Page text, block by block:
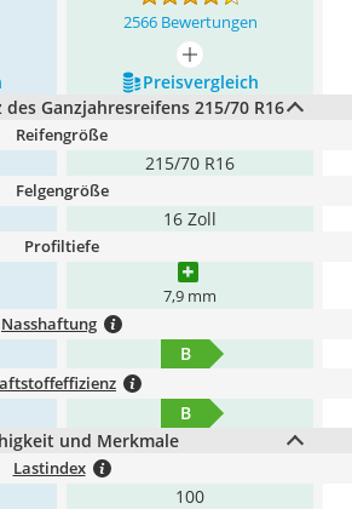
2566 Bewertungen
mehr anzeigen
Preis­vergleich
Ganzjahresreifens 215/70 R16
Reifengröße
215/70 R16
Felgengröße
16 Zoll
Profiltiefe
7,9 mm
Nasshaftung
B
B
und Merkmale
Lastindex
100